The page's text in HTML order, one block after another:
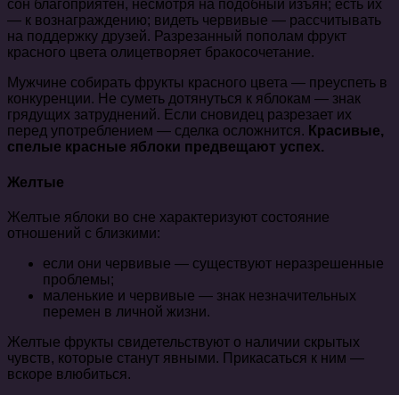
сон благоприятен, несмотря на подобный изъян; есть их
— к вознаграждению; видеть червивые — рассчитывать
на поддержку друзей. Разрезанный пополам фрукт
красного цвета олицетворяет бракосочетание.
Мужчине собирать фрукты красного цвета — преуспеть в
конкуренции. Не суметь дотянуться к яблокам — знак
грядущих затруднений. Если сновидец разрезает их
перед употреблением — сделка осложнится. Красивые,
спелые красные яблоки предвещают успех.
Желтые
Желтые яблоки во сне характеризуют состояние
отношений с близкими:
если они червивые — существуют неразрешенные
проблемы;
маленькие и червивые — знак незначительных
перемен в личной жизни.
Желтые фрукты свидетельствуют о наличии скрытых
чувств, которые станут явными. Прикасаться к ним —
вскоре влюбиться.